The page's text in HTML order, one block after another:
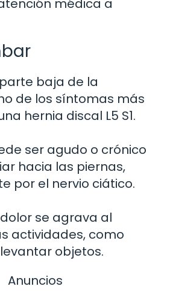
médica a
baja de la
de los síntomas más
hernia discal L5 S1.
ser agudo o crónico
hacia las piernas,
por el nervio ciático.
se agrava al
actividades, como
objetos.
Anuncios